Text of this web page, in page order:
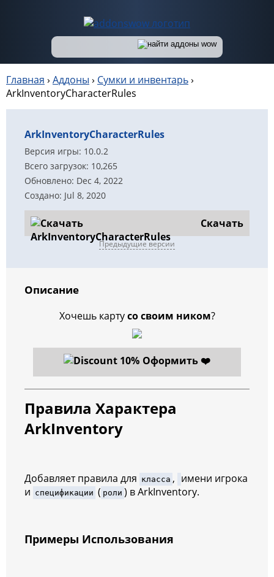
Главная › Аддоны › Сумки и инвентарь›
ArkInventoryCharacterRules
ArkInventoryCharacterRules
Версия игры: 10.0.2
Всего загрузок: 10,265
Обновлено: Dec 4, 2022
Создано: Jul 8, 2020
Скачать
Предыдущие версии
Описание
Хочешь картусо своим ником?
Оформить ❤️
Правила Характера
ArkInventory
Добавляет правила для класса , имени игрока
и спецификации ( роли ) в ArkInventory.
Примеры Использования